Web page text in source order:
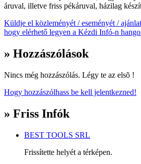
áruval, illetve friss pékáruval, házilag
Küldje el közleményét / eseményét /
hogy elérhető legyen a Kézdi Infó-n
» Hozzászólások
Nincs még hozzászólás. Légy te az elsõ !
Hogy hozzászólhass be kell jelentkezned!
» Friss Infók
BEST TOOLS SRL
Frissítette helyét a térképen.